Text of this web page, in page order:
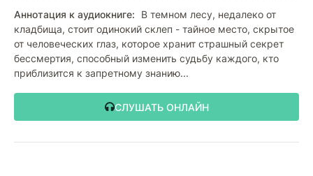
Аннотация к аудиокниге:
В темном лесу, недалеко от
кладбища, стоит одинокий склеп - тайное место, скрытое
от человеческих глаз, которое хранит страшный секрет
бессмертия, способный изменить судьбу каждого, кто
приблизится к запретному знанию...
СЛУШАТЬ ОНЛАЙН